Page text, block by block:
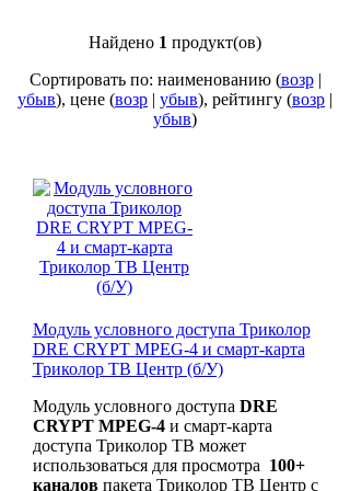
Найдено 1 продукт(ов)
Сортировать по: наименованию (возр|
убыв), цене (возр | убыв), рейтингу (возр |
убыв)
Модуль условного доступа Триколор
DRE CRYPT MPEG-4 и смарт-карта
Триколор ТВ Центр (б/У)
Модуль условного доступа DRE
CRYPT MPEG-4и смарт-карта
доступа Триколор ТВ может
использоваться для просмотра 100+
каналовпакета Триколор ТВ Центр с